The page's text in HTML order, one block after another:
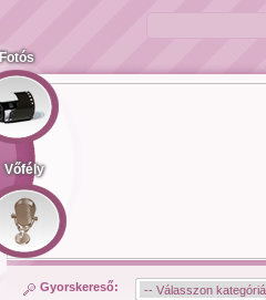
Fotós
Vőfély
Gyorskereső: